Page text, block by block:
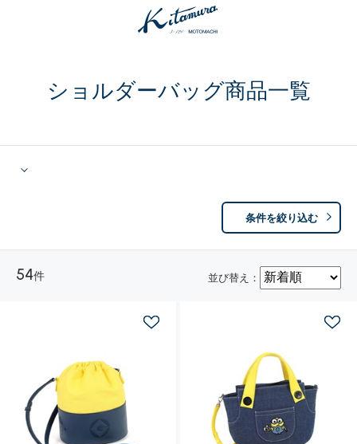
ショルダーバッグ商品一覧
条件を絞り込む
54件 並び替え：